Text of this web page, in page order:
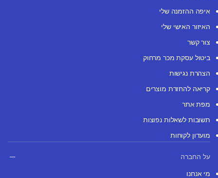
איפה ההזמנה שלי
האיזור האישי שלי
צור קשר
ביטול עסקת מכר מרחוק
הצהרת נגישות
קריאה להחזרת מוצרים
מפת אתר
תשובות לשאלות נפוצות
מועדון לקוחות
על החברה
מי אנחנו